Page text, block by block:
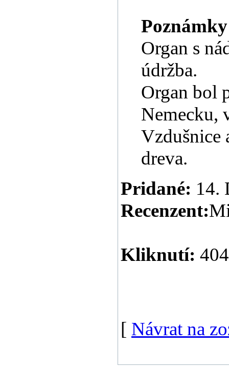
Organ s
údržba.
Organ bol
Nemecku,
Vzdušnice
dreva.
Pridané: 14.
Recenzent:
Kliknutí:
[ Návrat na